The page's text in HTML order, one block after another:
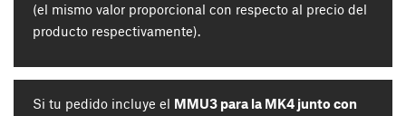
(el mismo valor proporcional con respecto al precio del
producto respectivamente).
Si tu pedido incluye el MMU3 para la MK4 junto con